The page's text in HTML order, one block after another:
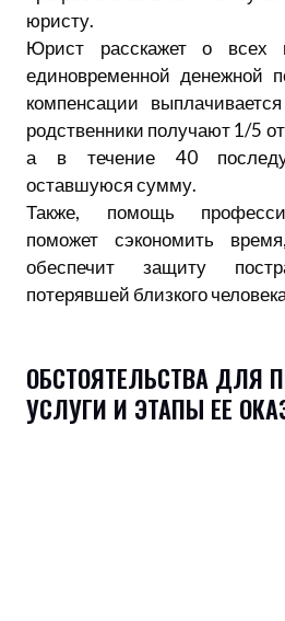
юристу.
Юрист расскажет о всех
единовременной денежной
компенсации
родственники получают 1/5
а в течение 40
оставшуюся сумму.
Также, помощь
поможет сэкономить
обеспечит защиту
потерявшей близкого
ОБСТОЯТЕЛЬСТВА ДЛЯ
УСЛУГИ И ЭТАПЫ ЕЕ